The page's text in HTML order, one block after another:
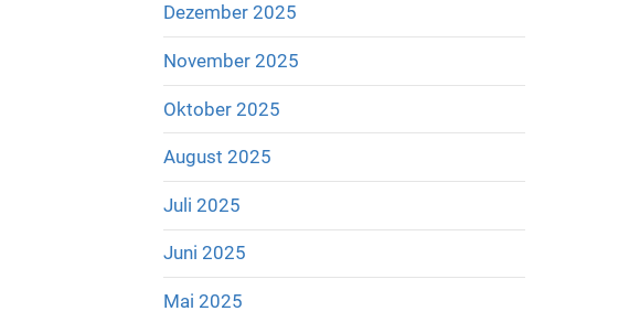
Dezember 2025
November 2025
Oktober 2025
August 2025
Juli 2025
Juni 2025
Mai 2025